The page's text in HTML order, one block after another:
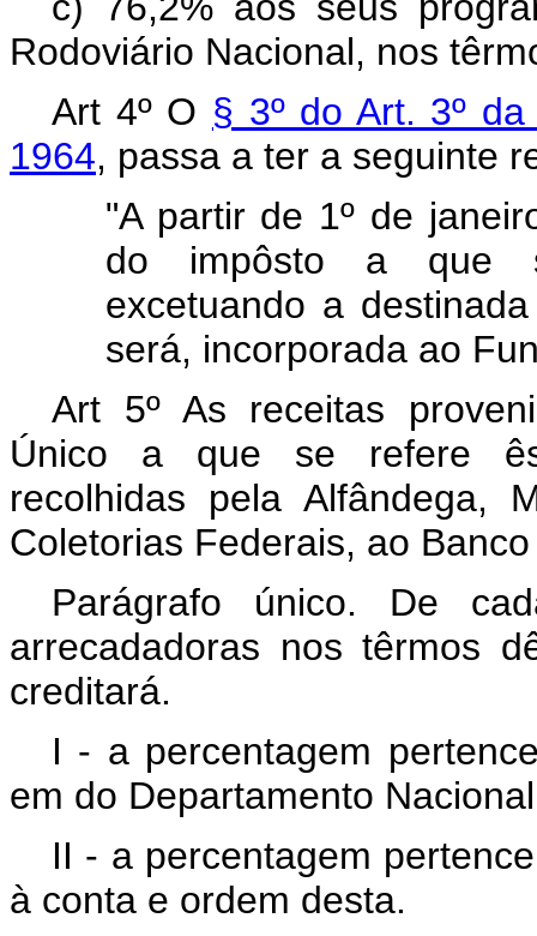
Rodoviário Nacional, nos
Art 4º O § 3º do Art. 3º
1964, passa a ter a seguinte
"A partir de 1º de
do impôsto a que
excetuando a
será, incorporada ao
Art 5º As receitas
Único a que se refere
recolhidas pela Alfândega,
Coletorias Federais, ao
Parágrafo único. De
arrecadadoras nos têrmos
creditará.
I - a percentagem
em do Departamento
II - a percentagem
à conta e ordem desta.